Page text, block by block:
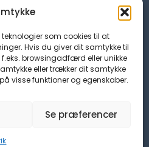
som cookies til at
Hvis du giver dit samtykke til
browsingadfærd eller unikke
eller trækker dit samtykke
visse funktioner og egenskaber.
Se præferencer